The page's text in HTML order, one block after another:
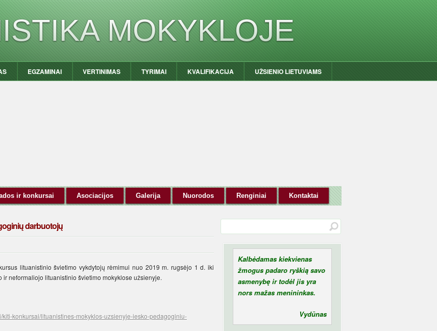
MOKYKLOJE
EGZAMINAI VERTINIMAS TYRIMAI KVALIFIKACIJA UŽSIENIO LIETUVIAMS
ir konkursai Asociacijos Galerija Nuorodos Renginiai Kontaktai
darbuotojų
lituanistinio švietimo vykdytojų rėmimui nuo 2019 m. rugsėjo 1 d. iki
neformaliojo lituanistinio švietimo mokyklose užsienyje.
kiti-konkursai/lituanistines-mokyklos-uzsienyje-iesko-pedagoginiu-
Kalbėdamas kiekvienas
žmogus padaro ryškią savo
asmenybę ir todėl jis yra
nors mažas menininkas.
Vydūnas